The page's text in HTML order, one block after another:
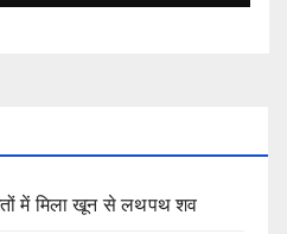
में मिला खून से लथपथ शव